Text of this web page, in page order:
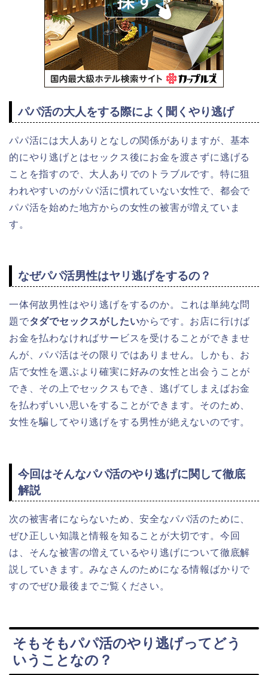
パパ活の大人をする際によく聞くやり逃げ
パパ活には大人ありとなしの関係がありますが、基本
的にやり逃げとはセックス後にお金を渡さずに逃げる
ことを指すので、大人ありでのトラブルです。特に狙
われやすいのがパパ活に慣れていない女性で、都会で
パパ活を始めた地方からの女性の被害が増えていま
す。
なぜパパ活男性はヤリ逃げをするの？
一体何故男性はやり逃げをするのか。これは単純な問
題でタダでセックスがしたいからです。お店に行けば
お金を払わなければサービスを受けることができませ
んが、パパ活はその限りではありません。しかも、お
店で女性を選ぶより確実に好みの女性と出会うことが
でき、その上でセックスもでき、逃げてしまえばお金
を払わずいい思いをすることができます。そのため、
女性を騙してやり逃げをする男性が絶えないのです。
今回はそんなパパ活のやり逃げに関して徹底
解説
次の被害者にならないため、安全なパパ活のために、
ぜひ正しい知識と情報を知ることが大切です。今回
は、そんな被害の増えているやり逃げについて徹底解
説していきます。みなさんのためになる情報ばかりで
すのでぜひ最後までご覧ください。
そもそもパパ活のやり逃げってどう
いうことなの？